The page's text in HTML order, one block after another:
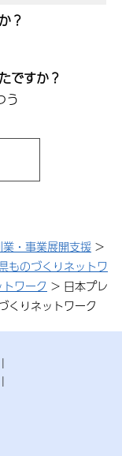
？
ですか？
う
業・事業展開支援 >
ものづくりネットワ
ワーク > 日本プレ
くりネットワーク